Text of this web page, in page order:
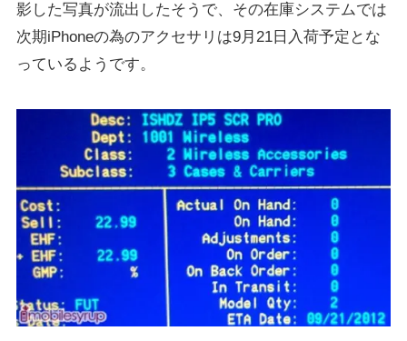
影した写真が流出したそうで、その在庫システムでは
次期iPhoneの為のアクセサリは9月21日入荷予定とな
っているようです。